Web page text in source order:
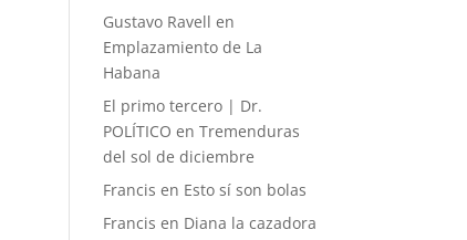
Gustavo Ravell en
Emplazamiento de La
Habana
El primo tercero | Dr.
POLÍTICO enTremenduras
del sol de diciembre
Francis en Esto sí son bolas
Francis en Diana la cazadora